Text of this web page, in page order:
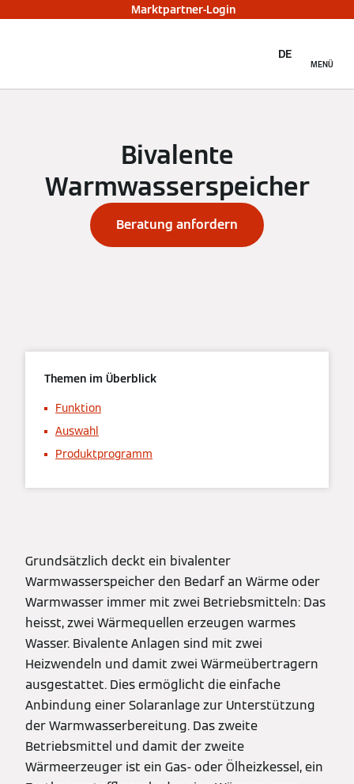
Marktpartner-Login
MENÜ
DE
Bivalente
Warmwasserspeicher
Beratung anfordern
Themen im Überblick
Funktion
Auswahl
Produktprogramm
Grundsätzlich deckt ein bivalenter
Warmwasserspeicher den Bedarf an Wärme oder
Warmwasser immer mit zwei Betriebsmitteln: Das
heisst, zwei Wärmequellen erzeugen warmes
Wasser. Bivalente Anlagen sind mit zwei
Heizwendeln und damit zwei Wärmeübertragern
ausgestattet. Dies ermöglicht die einfache
Anbindung einer Solaranlage zur Unterstützung
der Warmwasserbereitung. Das zweite
Betriebsmittel und damit der zweite
Wärmeerzeuger ist ein Gas- oder Ölheizkessel, ein